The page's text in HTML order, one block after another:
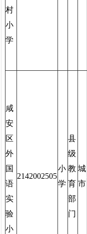
村
小
学
咸
安
区
外
国
语
实
验
小
2142002505
小
学
县
级
教
育
部
门
城
市